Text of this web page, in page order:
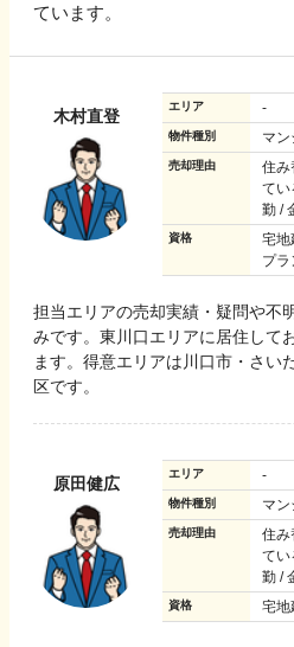
ています。
木村直登
エリア -
物件種別 マン
売却理由
住み
てい
勤 /
資格
宅地
プラ
担当エリアの売却実績・疑問や不
みです。東川口エリアに居住して
ます。得意エリアは川口市・さい
区です。
原田健広
エリア -
物件種別 マン
売却理由
住み
てい
勤 /
資格 宅地